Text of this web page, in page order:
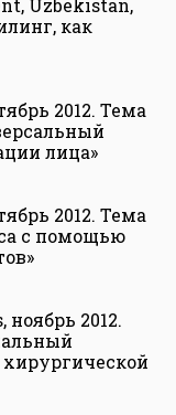
Uzbekistan,
как
2012. Тема
лица»
2012. Тема
с помощью
ноябрь 2012.